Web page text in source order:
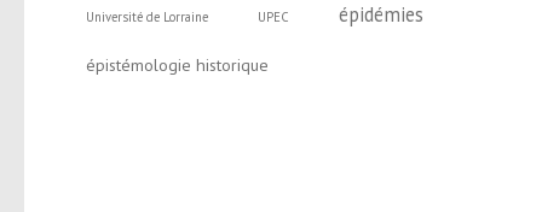
Université de Lorraine UPEC épidémies
épistémologie historique